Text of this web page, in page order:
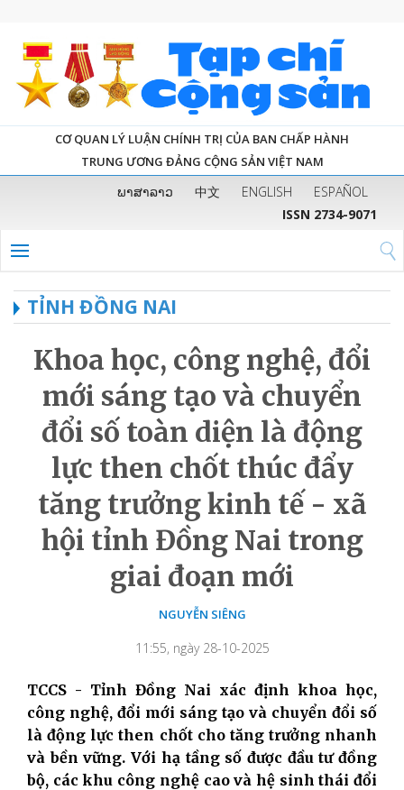
CƠ QUAN LÝ LUẬN CHÍNH TRỊ CỦA BAN CHẤP HÀNH
TRUNG ƯƠNG ĐẢNG CỘNG SẢN VIỆT NAM
ພາສາລາວ 中文 ENGLISH
ESPAÑOL
ISSN 2734-9071
TỈNH ĐỒNG NAI
Khoa học, công nghệ, đổi
mới sáng tạo và chuyển
đổi số toàn diện là động
lực then chốt thúc đẩy
tăng trưởng kinh tế - xã
hội tỉnh Đồng Nai trong
giai đoạn mới
NGUYỄN SIÊNG
11:55, ngày 28-10-2025
TCCS - Tỉnh Đồng Nai xác định khoa học,
công nghệ, đổi mới sáng tạo và chuyển đổi số
là động lực then chốt cho tăng trưởng nhanh
và bền vững. Với hạ tầng số được đầu tư đồng
bộ, các khu công nghệ cao và hệ sinh thái đổi